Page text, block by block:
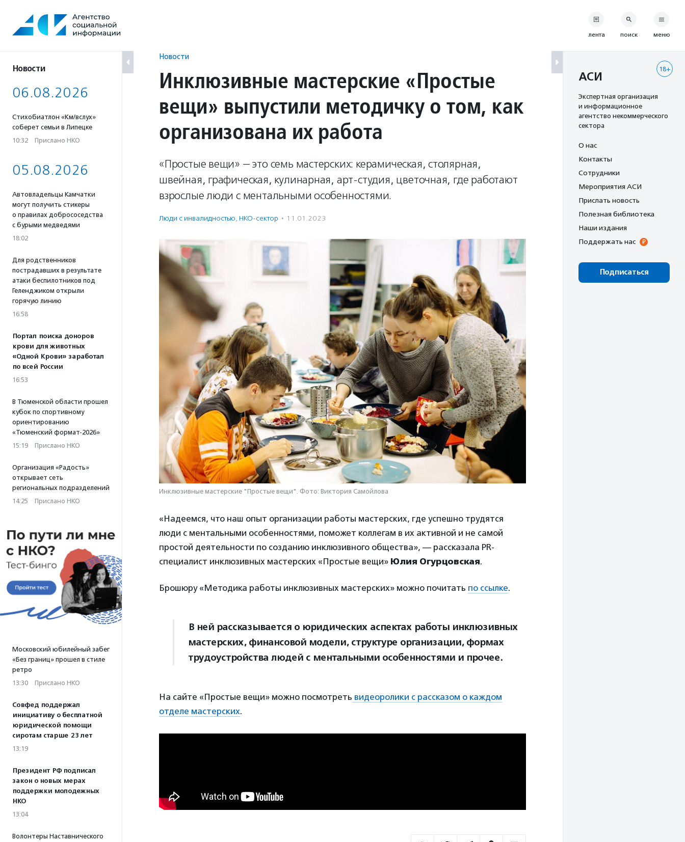
содержанию
Новости
06.08.2026
Стихобиатлон «Км/вслух»
соберет семьи в Липецке
10:32 · Прислано НКО
05.08.2026
Автовладельцы Камчатки
могут получить стикеры
о правилах добрососедства
с бурыми медведями
18:02
Для родственников
пострадавших в результате
атаки беспилотников под
Геленджиком открыли
горячую линию
16:58
Портал поиска доноров
крови для животных
«Одной Крови» заработал
по всей России
16:53
В Тюменской области прошел
кубок по спортивному
ориентированию
«Тюменский формат-2026»
15:19 · Прислано НКО
Организация «Радость»
открывает сеть
региональных подразделений
14:25 · Прислано НКО
Московский юбилейный забег
«Без границ» прошел в стиле
ретро
13:30 · Прислано НКО
Совфед поддержал
инициативу о бесплатной
юридической помощи
сиротам старше 23 лет
13:19
Президент РФ подписал
закон о новых мерах
поддержки молодежных
НКО
13:04
Волонтеры Наставнического
Новости
Инклюзивные мастерские «Простые
вещи» выпустили методичку о том, как
организована их работа
«Простые вещи» — это семь мастерских: керамическая, столярная,
швейная, графическая, кулинарная, арт-студия, цветочная, где работают
взрослые люди с ментальными особенностями.
Люди с инвалидностью, НКО-сектор · 11.01.2023
Инклюзивные мастерские "Простые вещи". Фото: Виктория Самойлова
«Надеемся, что наш опыт организации работы мастерских, где успешно трудятся
люди с ментальными особенностями, поможет коллегам в их активной и не самой
простой деятельности по созданию инклюзивного общества», — рассказала PR-
специалист инклюзивных мастерских «Простые вещи» Юлия Огурцовская.
Брошюру «Методика работы инклюзивных мастерских» можно почитать по ссылке.
В ней рассказывается о юридических аспектах работы инклюзивных
мастерских, финансовой модели, структуре организации, формах
трудоустройства людей с ментальными особенностями и прочее.
На сайте «Простые вещи» можно посмотреть видеоролики с рассказом о каждом
отделе мастерских.
лента поиск меню
18+
АСИ
Экспертная организация
и информационное
агентство некоммерческого
сектора
О нас
Контакты
Сотрудники
Мероприятия АСИ
Прислать новость
Полезная библиотека
Наши издания
Поддержать нас
Подписаться